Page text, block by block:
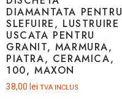
DIAMANTATA PENTRU
SLEFUIRE, LUSTRUIRE
USCATA PENTRU
GRANIT, MARMURA,
PIATRA, CERAMICA,
100, MAXON
38,00 lei TVA INCLUS